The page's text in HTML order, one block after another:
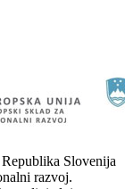
Slovenija
razvoj.